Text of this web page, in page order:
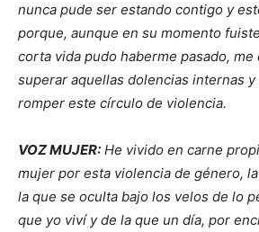
nunca pude ser estando contigo y
porque, aunque en su momento
corta vida pudo haberme pasado,
superar aquellas dolencias internas
romper este círculo de violencia.
VOZ MUJER: He vivido en carne
mujer por esta violencia de género,
la que se oculta bajo los velos de lo
que yo viví y de la que un día, por